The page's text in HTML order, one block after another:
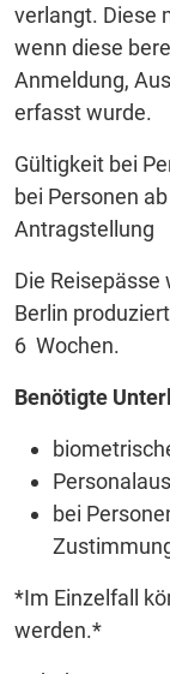
verlangt. Diese
wenn diese
Anmeldung,
erfasst wurde.
Gültigkeit bei
bei Personen
Antragstellung
Die Reisepässe
Berlin
6 Wochen.
Benötigte
bei
*Im Einzelfall
werden.*